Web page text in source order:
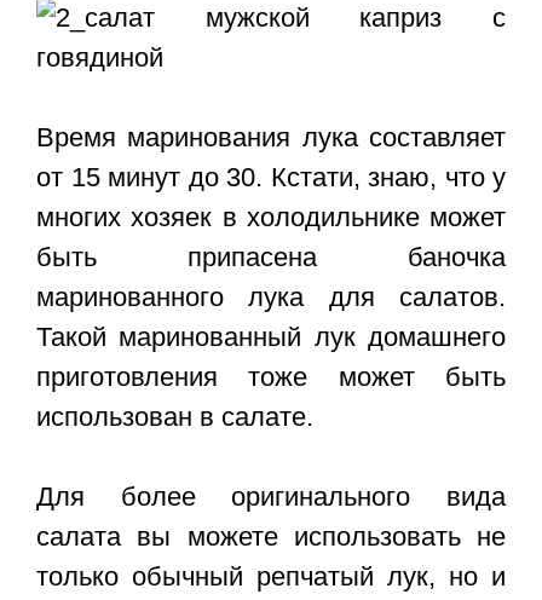
Время маринования лука составляет
от 15 минут до 30. Кстати, знаю, что у
многих хозяек в холодильнике может
быть припасена баночка
маринованного лука для салатов.
Такой маринованный лук домашнего
приготовления тоже может быть
использован в салате.
Для более оригинального вида
салата вы можете использовать не
только обычный репчатый лук, но и